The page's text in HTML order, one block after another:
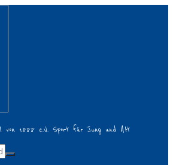
von 1888 e.V. Sport für Jung und Alt